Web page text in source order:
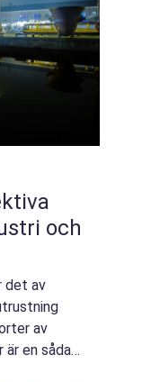
och
det av
av
är en sådan